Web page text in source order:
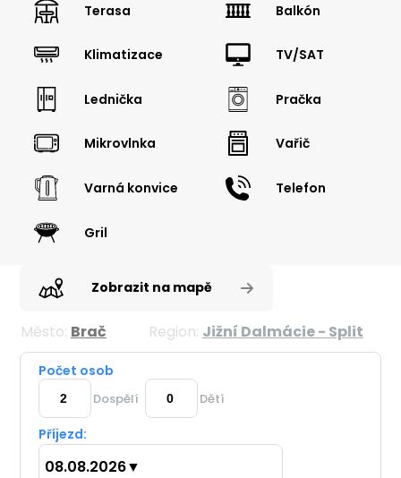
Terasa Balkón
Klimatizace TV/SAT
Lednička Pračka
Mikrovlnka Vařič
Varná konvice Telefon
Gril
Zobrazit na mapě
Město: Brač Region: Jižní Dalmácie - Split
Počet osob
Dospělí Dětí
Příjezd:
08.08.2026▼